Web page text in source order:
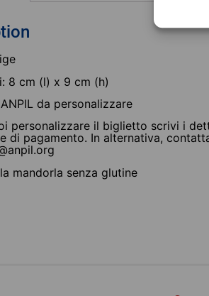
8 cm (l) x 9 cm (h)
da personalizzare
personalizzare il biglietto scrivi i
di pagamento. In alternativa,
mandorla senza glutine
Bomboniere Solidali –
Sacchetto Comunione in
cotone con medaglia in
legno